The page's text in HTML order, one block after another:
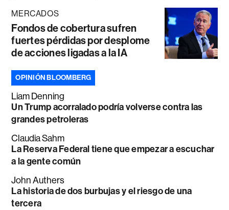
MERCADOS
Fondos de cobertura sufren
fuertes pérdidas por desplome
de acciones ligadas a la IA
OPINIÓN BLOOMBERG
Liam Denning
Un Trump acorralado podría volverse contra las
grandes petroleras
Claudia Sahm
La Reserva Federal tiene que empezar a escuchar
a la gente común
John Authers
La historia de dos burbujas y el riesgo de una
tercera